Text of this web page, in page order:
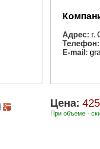
Адрес: г.
Телефон:
E-mail:
Цена:
При объеме -